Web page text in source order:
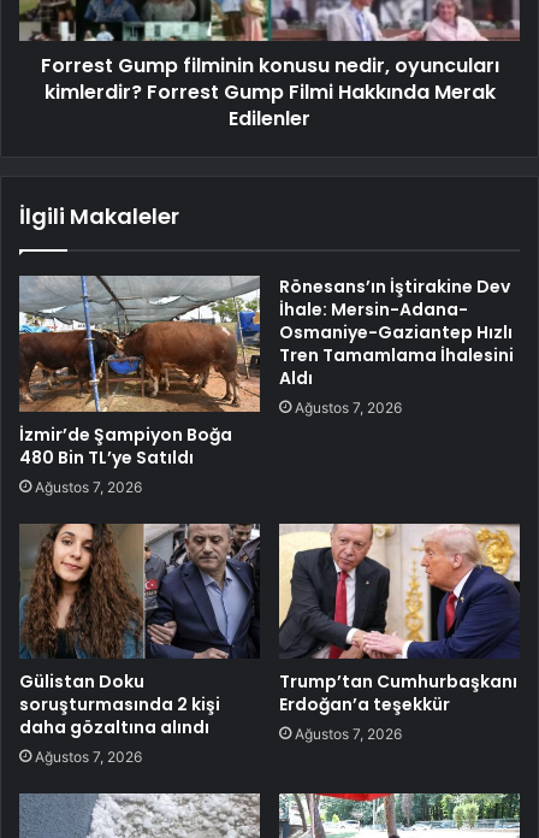
Forrest Gump filminin konusu nedir, oyuncuları
kimlerdir? Forrest Gump Filmi Hakkında Merak
Edilenler
İlgili Makaleler
İzmir’de Şampiyon Boğa
480 Bin TL’ye Satıldı
Ağustos 7, 2026
Rönesans’ın İştirakine Dev
İhale: Mersin-Adana-
Osmaniye-Gaziantep Hızlı
Tren Tamamlama İhalesini
Aldı
Ağustos 7, 2026
Gülistan Doku
soruşturmasında 2 kişi
daha gözaltına alındı
Ağustos 7, 2026
Trump’tan Cumhurbaşkanı
Erdoğan’a teşekkür
Ağustos 7, 2026